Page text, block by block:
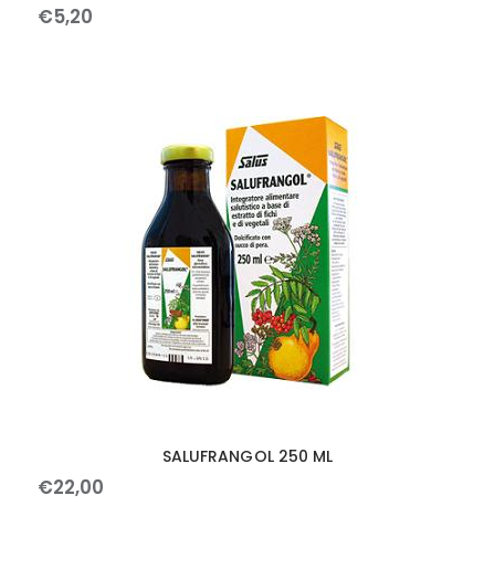
€5,20
SALUFRANGOL 250 ML
€22,00